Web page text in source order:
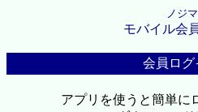
ノジマ
モバイル会
会員ログ
アプリを使うと簡単に